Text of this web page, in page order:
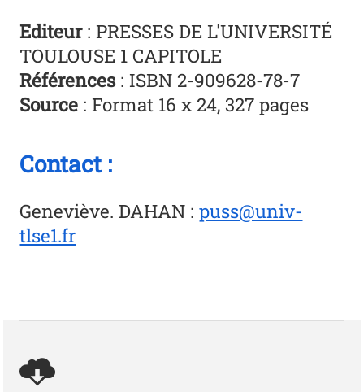
Editeur: PRESSES DE L'UNIVERSITÉ
TOULOUSE 1 CAPITOLE
Références: ISBN 2-909628-78-7
Source : Format 16 x 24, 327 pages
Contact :
Geneviève. DAHAN :puss@univ-
tlse1.fr